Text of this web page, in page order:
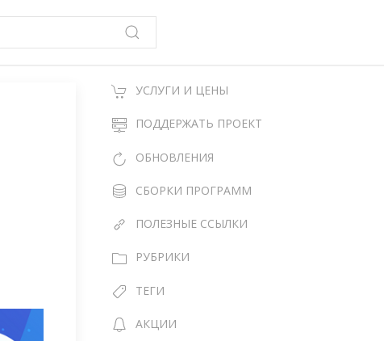
УСЛУГИ И ЦЕНЫ
ПОДДЕРЖАТЬ ПРОЕКТ
ОБНОВЛЕНИЯ
СБОРКИ ПРОГРАММ
ПОЛЕЗНЫЕ ССЫЛКИ
РУБРИКИ
ТЕГИ
АКЦИИ